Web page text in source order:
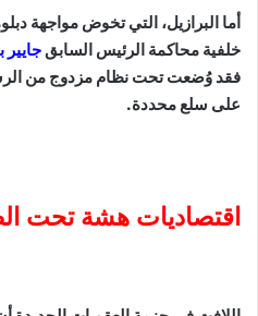
أما البرازيل، التي تخوض مواجهة
خلفية محاكمة الرئيس السابقجايير
على سلع محددة.
اقتصاديات هشة تحت